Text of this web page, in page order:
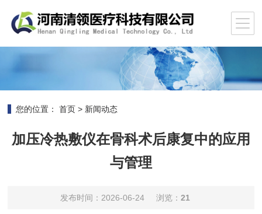
您的位置： 首页 > 新闻动态
加压冷热敷仪在骨科术后康复中的应用
与管理
发布时间：2026-06-24 浏览： 21